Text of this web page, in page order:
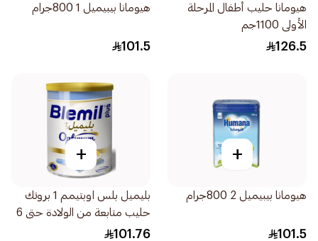
هيومانا حليب أطفال المرحلة
الأولى 1100جم
126.5
هيومانا بيبيميل 1 800جرام
101.5
+
هيومانا بيبيميل 2 800جرام
101.5
+
بليميل بلس اوبتيمم 1 بروتك
حليب متابعة من الولادة حتى 6
أشهر 800جرام
101.76